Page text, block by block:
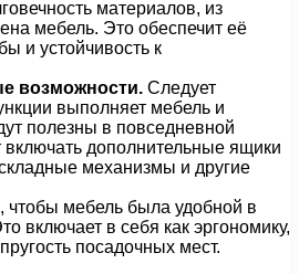
материалов, из
мебель. Это обеспечит её
и устойчивость к
возможности. Следует
выполняет мебель и
полезны в повседневной
дополнительные ящики
механизмы и другие
чтобы мебель была удобной в
включает в себя как эргономику,
посадочных мест.